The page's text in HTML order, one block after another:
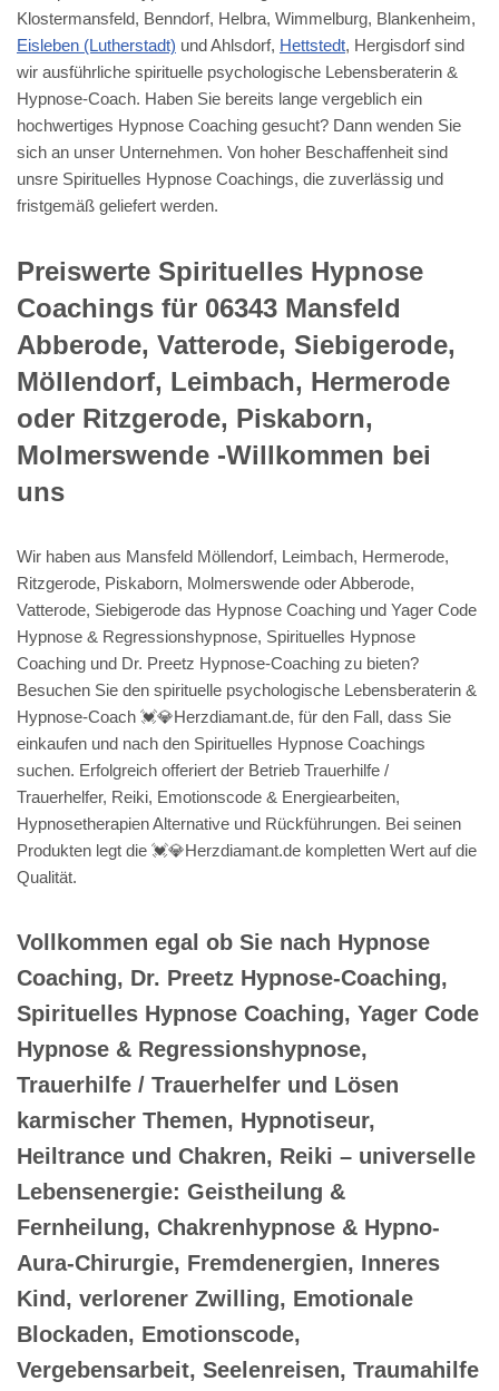
Klostermansfeld, Benndorf, Helbra, Wimmelburg, Blankenheim,
Eisleben (Lutherstadt) und Ahlsdorf, Hettstedt, Hergisdorf sind
wir ausführliche spirituelle psychologische Lebensberaterin &
Hypnose-Coach. Haben Sie bereits lange vergeblich ein
hochwertiges Hypnose Coaching gesucht? Dann wenden Sie
sich an unser Unternehmen. Von hoher Beschaffenheit sind
unsre Spirituelles Hypnose Coachings, die zuverlässig und
fristgemäß geliefert werden.
Preiswerte Spirituelles Hypnose
Coachings für 06343 Mansfeld
Abberode, Vatterode, Siebigerode,
Möllendorf, Leimbach, Hermerode
oder Ritzgerode, Piskaborn,
Molmerswende -Willkommen bei
uns
Wir haben aus Mansfeld Möllendorf, Leimbach, Hermerode,
Ritzgerode, Piskaborn, Molmerswende oder Abberode,
Vatterode, Siebigerode das Hypnose Coaching und Yager Code
Hypnose & Regressionshypnose, Spirituelles Hypnose
Coaching und Dr. Preetz Hypnose-Coaching zu bieten?
Besuchen Sie den spirituelle psychologische Lebensberaterin &
Hypnose-Coach 💓️💎Herzdiamant.de, für den Fall, dass Sie
einkaufen und nach den Spirituelles Hypnose Coachings
suchen. Erfolgreich offeriert der Betrieb Trauerhilfe /
Trauerhelfer, Reiki, Emotionscode & Energiearbeiten,
Hypnosetherapien Alternative und Rückführungen. Bei seinen
Produkten legt die 💓️💎Herzdiamant.de kompletten Wert auf die
Qualität.
Vollkommen egal ob Sie nach Hypnose
Coaching, Dr. Preetz Hypnose-Coaching,
Spirituelles Hypnose Coaching, Yager Code
Hypnose & Regressionshypnose,
Trauerhilfe / Trauerhelfer und Lösen
karmischer Themen, Hypnotiseur,
Heiltrance und Chakren, Reiki – universelle
Lebensenergie: Geistheilung &
Fernheilung, Chakrenhypnose & Hypno-
Aura-Chirurgie, Fremdenergien, Inneres
Kind, verlorener Zwilling, Emotionale
Blockaden, Emotionscode,
Vergebensarbeit, Seelenreisen, Traumahilfe